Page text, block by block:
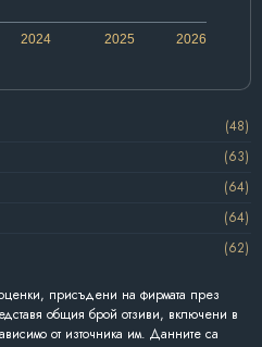
2024 2026
2025
(48)
(63)
(64)
(64)
(62)
оценки, присъдени на фирмата през
общия брой отзиви, включени в
от източника им. Данните са